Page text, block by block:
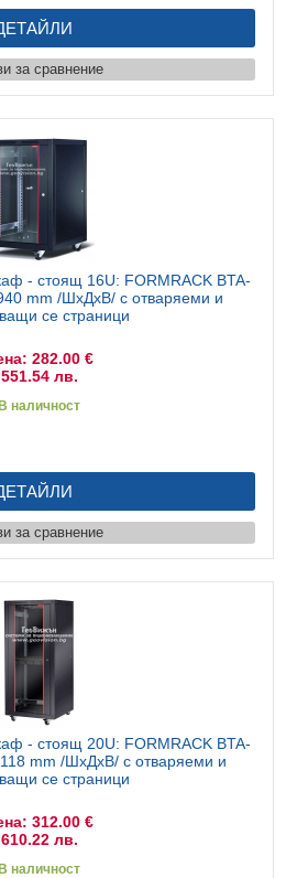
за сравнение
- стоящ 16U: FORMRACK BTA-
mm /ШхДхВ/ с отваряеми и
се страници
282.00 €
551.54 лв.
В наличност
за сравнение
- стоящ 20U: FORMRACK BTA-
mm /ШхДхВ/ с отваряеми и
се страници
312.00 €
610.22 лв.
В наличност